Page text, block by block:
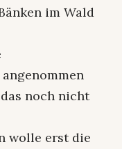
im Wald
noch nicht
wolle erst die